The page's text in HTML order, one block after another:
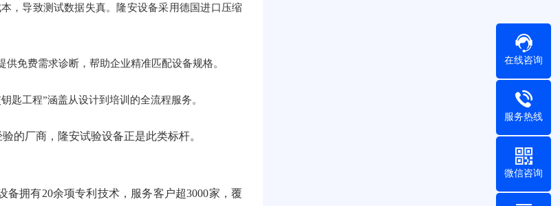
，导致测试数据失真。隆安设备采用德国进口压缩
免费需求诊断，帮助企业精准匹配设备规格。
匙工程”涵盖从设计到培训的全流程服务。
的厂商，隆安试验设备正是此类标杆。
拥有20余项专利技术，服务客户超3000家，覆
在线咨询
服务热线
微信咨询